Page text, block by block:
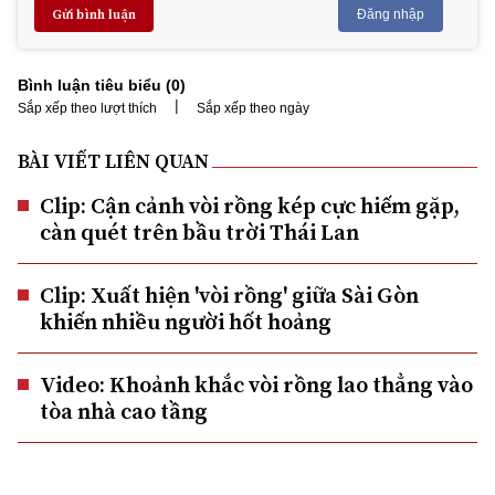
Gửi bình luận Đăng nhập
Bình luận tiêu biểu (0)
Sắp xếp theo lượt thích | Sắp xếp theo ngày
BÀI VIẾT LIÊN QUAN
Clip: Cận cảnh vòi rồng kép cực hiếm gặp,
càn quét trên bầu trời Thái Lan
Clip: Xuất hiện 'vòi rồng' giữa Sài Gòn
khiến nhiều người hốt hoảng
Video: Khoảnh khắc vòi rồng lao thẳng vào
tòa nhà cao tầng